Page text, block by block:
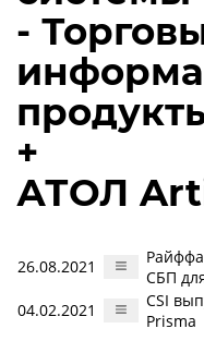
-
+
АТОЛ
26.08.2021
СБП
04.02.2021
CSI
Prisma